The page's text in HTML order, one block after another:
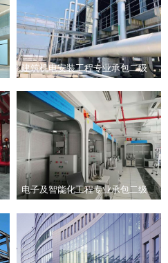
建筑机电安装工程专业承包二级
电子及智能化工程专业承包二级